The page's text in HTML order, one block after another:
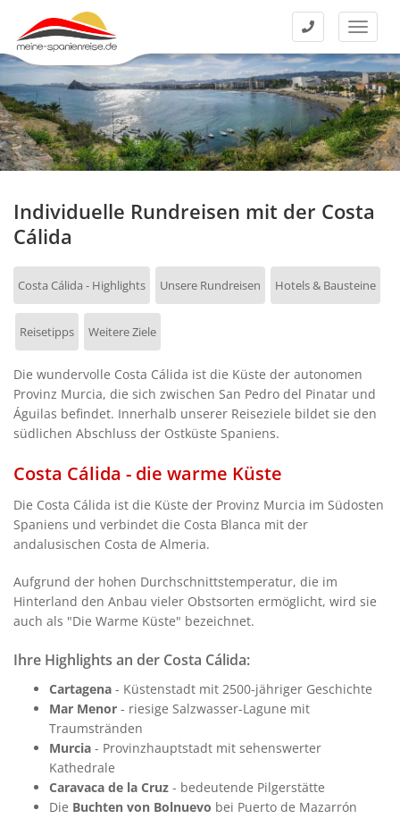
Kontakt Menü
Individuelle Rundreisen mit der Costa
Cálida
Costa Cálida - Highlights Unsere Rundreisen Hotels & Bausteine
Reisetipps Weitere Ziele
Die wundervolle Costa Cálida ist die Küste der autonomen
Provinz Murcia, die sich zwischen San Pedro del Pinatar und
Águilas befindet. Innerhalb unserer Reiseziele bildet sie den
südlichen Abschluss der Ostküste Spaniens.
Costa Cálida - die warme Küste
Die Costa Cálida ist die Küste der Provinz Murcia im Südosten
Spaniens und verbindet die Costa Blanca mit der
andalusischen Costa de Almeria.
Aufgrund der hohen Durchschnittstemperatur, die im
Hinterland den Anbau vieler Obstsorten ermöglicht, wird sie
auch als "Die Warme Küste" bezeichnet.
Ihre Highlights an der Costa Cálida:
Cartagena - Küstenstadt mit 2500-jähriger Geschichte
Mar Menor - riesige Salzwasser-Lagune mit
Traumstränden
Murcia - Provinzhauptstadt mit sehenswerter
Kathedrale
Caravaca de la Cruz - bedeutende Pilgerstätte
Die Buchten von Bolnuevo bei Puerto de Mazarrón